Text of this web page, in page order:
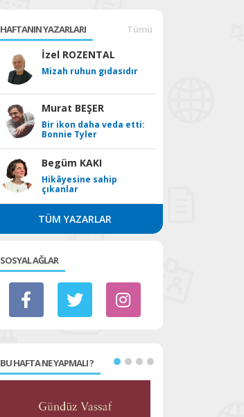
HAFTANIN YAZARLARI Tümü
İzel ROZENTAL
Mizah ruhun gıdasıdır
Murat BEŞER
Bir ikon daha veda etti:
Bonnie Tyler
Begüm KAKI
Hikâyesine sahip
çıkanlar
TÜM YAZARLAR
SOSYAL AĞLAR
BU HAFTA NE YAPMALI ?